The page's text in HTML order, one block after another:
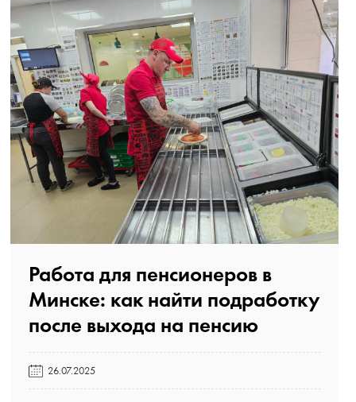
Работа для пенсионеров в
Минске: как найти подработку
после выхода на пенсию️
26.07.2025